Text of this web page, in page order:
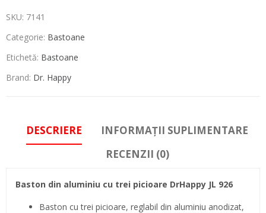
SKU: 7141
Categorie: Bastoane
Etichetă: Bastoane
Brand: Dr. Happy
DESCRIERE
INFORMAȚII SUPLIMENTARE
RECENZII (0)
Baston din aluminiu cu trei picioare DrHappy JL 926
Baston cu trei picioare, reglabil din aluminiu anodizat,